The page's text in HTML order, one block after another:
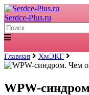
Serdce-Plus.ru
Главная ХмЭКГ
WPW-